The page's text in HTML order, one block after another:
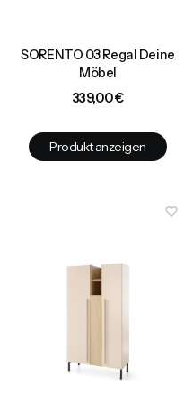
SORENTO 03 Regal Deine
Möbel
Preis
339,00 €
Produkt anzeigen